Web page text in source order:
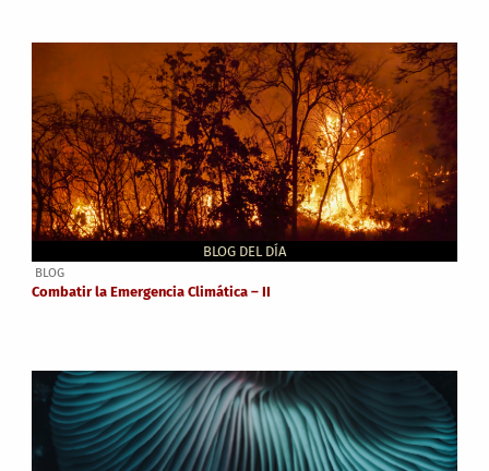
BLOG DEL DÍA
BLOG
Combatir la Emergencia Climática – II